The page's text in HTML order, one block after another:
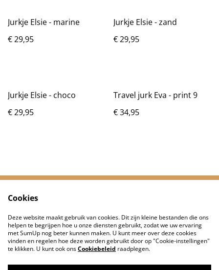
Jurkje Elsie - marine
€ 29,95
Jurkje Elsie - zand
€ 29,95
Jurkje Elsie - choco
€ 29,95
Travel jurk Eva - print 9
€ 34,95
Neem contact met
ons op
Privacybeleid
Cookiebeleid
Cookies
Deze website maakt gebruik van cookies. Dit zijn kleine bestanden die ons
helpen te begrijpen hoe u onze diensten gebruikt, zodat we uw ervaring
met SumUp nog beter kunnen maken. U kunt meer over deze cookies
vinden en regelen hoe deze worden gebruikt door op "Cookie-instellingen"
te klikken. U kunt ook onsCookiebeleid raadplegen.